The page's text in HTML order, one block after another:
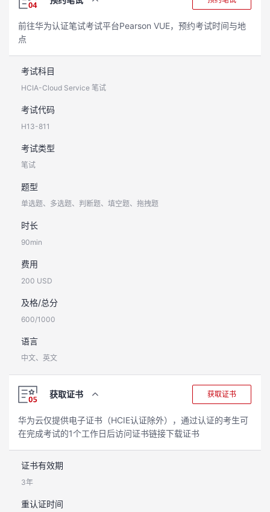
前往华为认证笔试考试平台Pearson VUE，预约考试时间与地
点
考试科目
HCIA-Cloud Service 笔试
考试代码
H13-811
考试类型
笔试
题型
单选题、多选题、判断题、填空题、拖拽题
时长
90min
费用
200 USD
及格/总分
600/1000
语言
中文、英文
获取证书
华为云仅提供电子证书（HCIE认证除外），通过认证的考生可
在完成考试的1个工作日后访问证书链接下载证书
证书有效期
3年
重认证时间
获取证书